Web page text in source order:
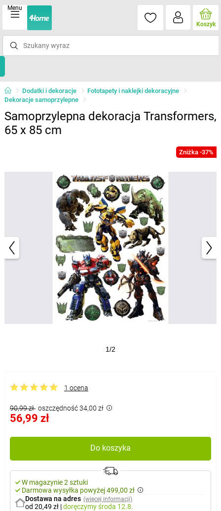
Menu
Koszyk
Dodatki i dekoracje
Fototapety i naklejki dekoracyjne
Dekoracje samoprzylepne
Samoprzylepna dekoracja Transformers,
65 x 85 cm
Zniżka -37%
1/2
1 ocena
90,99 zł oszczędność 34,00 zł
56,99 zł
Do koszyka
W magazynie 2 sztuki
Darmowa wysyłka powyżej 499,00 zł
Dostawa na adres (więcej informacji)
od 20,49 zł |doręczymyśroda 12.8.